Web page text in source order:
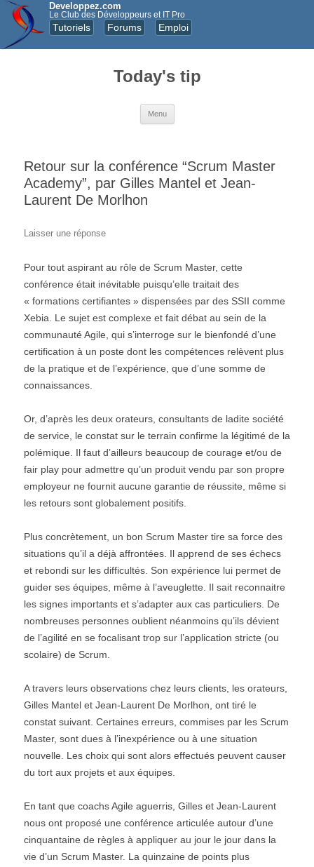
Developpez.com
Le Club des Développeurs et IT Pro
Tutoriels Forums Emploi
Today's tip
Menu
Retour sur la conférence “Scrum Master
Academy”, par Gilles Mantel et Jean-
Laurent De Morlhon
Laisser une réponse
Pour tout aspirant au rôle de Scrum Master, cette
conférence était inévitable puisqu’elle traitait des
« formations certifiantes » dispensées par des SSII comme
Xebia. Le sujet est complexe et fait débat au sein de la
communauté Agile, qui s’interroge sur le bienfondé d’une
certification à un poste dont les compétences relèvent plus
de la pratique et de l’expérience, que d’une somme de
connaissances.
Or, d’après les deux orateurs, consultants de ladite société
de service, le constat sur le terrain confirme la légitimé de la
polémique. Il faut d’ailleurs beaucoup de courage et/ou de
fair play pour admettre qu’un produit vendu par son propre
employeur ne fournit aucune garantie de réussite, même si
les retours sont globalement positifs.
Plus concrètement, un bon Scrum Master tire sa force des
situations qu’il a déjà affrontées. Il apprend de ses échecs
et rebondi sur les difficultés. Son expérience lui permet de
guider ses équipes, même à l’aveuglette. Il sait reconnaitre
les signes importants et s’adapter aux cas particuliers. De
nombreuses personnes oublient néanmoins qu’ils dévient
de l’agilité en se focalisant trop sur l’application stricte (ou
scolaire) de Scrum.
A travers leurs observations chez leurs clients, les orateurs,
Gilles Mantel et Jean-Laurent De Morlhon, ont tiré le
constat suivant. Certaines erreurs, commises par les Scrum
Master, sont dues à l’inexpérience ou à une situation
nouvelle. Les choix qui sont alors effectués peuvent causer
du tort aux projets et aux équipes.
En tant que coachs Agile aguerris, Gilles et Jean-Laurent
nous ont proposé une conférence articulée autour d’une
cinquantaine de règles à appliquer au jour le jour dans la
vie d’un Scrum Master. La quinzaine de points plus